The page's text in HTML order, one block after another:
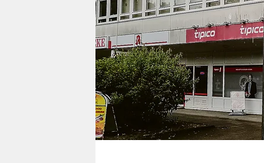
verlag
veranstaltungen
shop
fragen & hilfe
unterstützen
abo
genossenschaft